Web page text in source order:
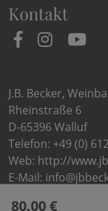
80.00 €
Kontakt
J.B. Becker,
Rheinstraße 6
D-65396 Walluf
Telefon: +49 (0)
Web: http://
E-Mail: